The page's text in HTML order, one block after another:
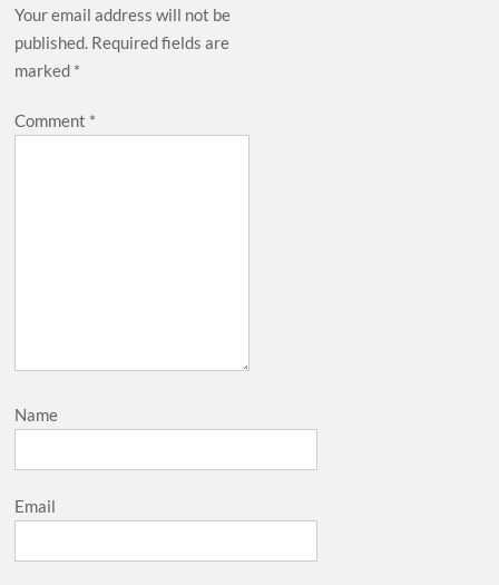
Your email address will not be
published. Required fields are
marked *
Comment *
Name
Email